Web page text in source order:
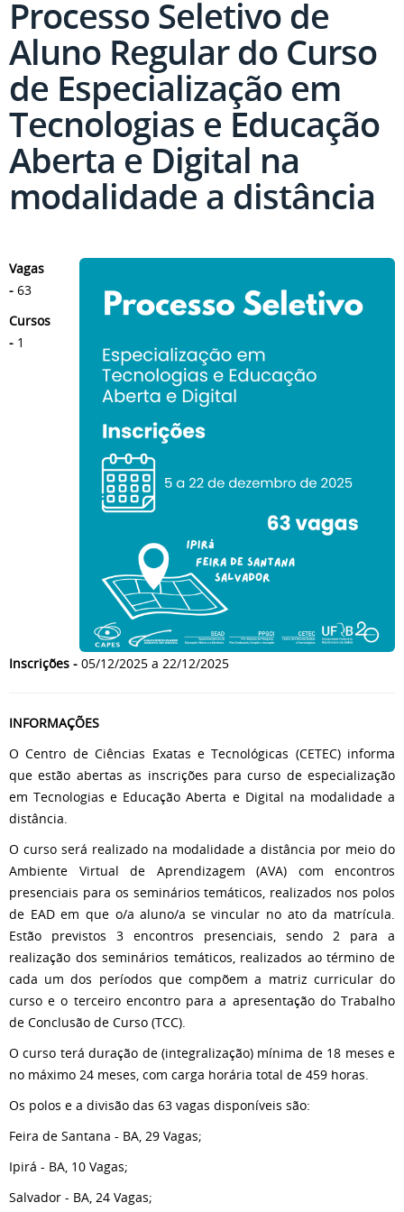
Processo Seletivo de
Aluno Regular do Curso
de Especialização em
Tecnologias e Educação
Aberta e Digital na
modalidade a distância
Vagas
- 63
Cursos
- 1
Inscrições - 05/12/2025 a 22/12/2025
INFORMAÇÕES
O Centro de Ciências Exatas e Tecnológicas (CETEC) informa
que estão abertas as inscrições para curso de especialização
em Tecnologias e Educação Aberta e Digital na modalidade a
distância.
O curso será realizado na modalidade a distância por meio do
Ambiente Virtual de Aprendizagem (AVA) com encontros
presenciais para os seminários temáticos, realizados nos polos
de EAD em que o/a aluno/a se vincular no ato da matrícula.
Estão previstos 3 encontros presenciais, sendo 2 para a
realização dos seminários temáticos, realizados ao término de
cada um dos períodos que compõem a matriz curricular do
curso e o terceiro encontro para a apresentação do Trabalho
de Conclusão de Curso (TCC).
O curso terá duração de (integralização) mínima de 18 meses e
no máximo 24 meses, com carga horária total de 459 horas.
Os polos e a divisão das 63 vagas disponíveis são:
Feira de Santana - BA, 29 Vagas;
Ipirá - BA, 10 Vagas;
Salvador - BA, 24 Vagas;